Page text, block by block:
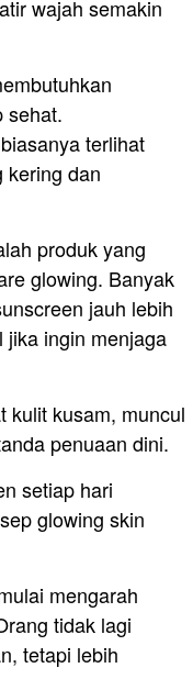
wajah semakin
sehat.
terlihat
kering dan
produk yang
glowing. Banyak
jauh lebih
jika ingin menjaga
kulit kusam, muncul
penuaan dini.
setiap hari
glowing skin
mengarah
tidak lagi
tetapi lebih